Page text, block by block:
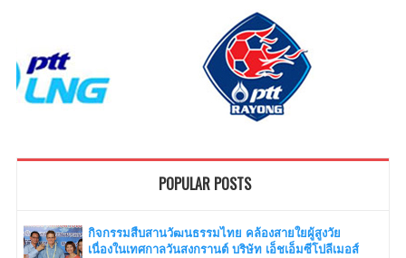
POPULAR POSTS
กิจกรรมสืบสานวัฒนธรรมไทย คล้องสายใยผู้สูงวัย
เนื่องในเทศกาลวันสงกรานต์ บริษัท เอ็ชเอ็มซีโปลีเมอส์